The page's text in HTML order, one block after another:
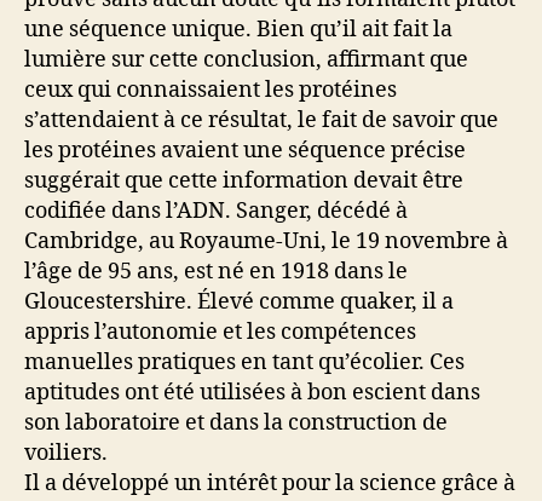
une séquence unique. Bien qu’il ait fait la
lumière sur cette conclusion, affirmant que
ceux qui connaissaient les protéines
s’attendaient à ce résultat, le fait de savoir que
les protéines avaient une séquence précise
suggérait que cette information devait être
codifiée dans l’ADN. Sanger, décédé à
Cambridge, au Royaume-Uni, le 19 novembre à
l’âge de 95 ans, est né en 1918 dans le
Gloucestershire. Élevé comme quaker, il a
appris l’autonomie et les compétences
manuelles pratiques en tant qu’écolier. Ces
aptitudes ont été utilisées à bon escient dans
son laboratoire et dans la construction de
voiliers.
Il a développé un intérêt pour la science grâce à